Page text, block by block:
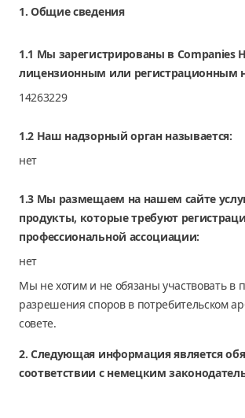
1. Общие сведения
1.1 Мы зарегистрированы в Companies
лицензионным или регистрационным
14263229
1.2 Наш надзорный орган называется:
нет
1.3 Мы размещаем на нашем сайте
продукты, которые требуют
профессиональной ассоциации:
нет
Мы не хотим и не обязаны участвовать в
разрешения споров в потребительском
совете.
2. Следующая информация является
соответствии с немецким